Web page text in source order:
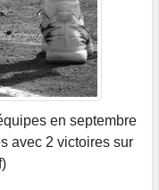
en septembre
avec 2 victoires sur